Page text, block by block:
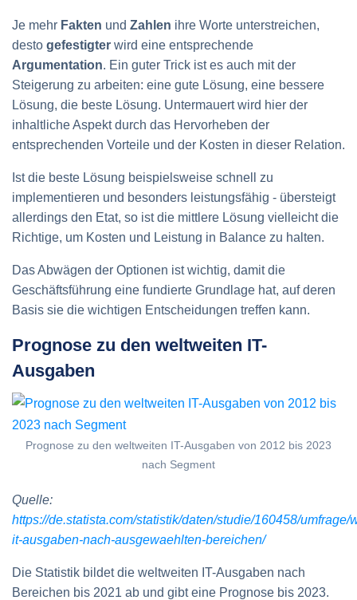
Je mehr Fakten und Zahlen ihre Worte unterstreichen,
desto gefestigter wird eine entsprechende
Argumentation. Ein guter Trick ist es auch mit der
Steigerung zu arbeiten: eine gute Lösung, eine bessere
Lösung, die beste Lösung. Untermauert wird hier der
inhaltliche Aspekt durch das Hervorheben der
entsprechenden Vorteile und der Kosten in dieser Relation.
Ist die beste Lösung beispielsweise schnell zu
implementieren und besonders leistungsfähig - übersteigt
allerdings den Etat, so ist die mittlere Lösung vielleicht die
Richtige, um Kosten und Leistung in Balance zu halten.
Das Abwägen der Optionen ist wichtig, damit die
Geschäftsführung eine fundierte Grundlage hat, auf deren
Basis sie die wichtigen Entscheidungen treffen kann.
Prognose zu den weltweiten IT-
Ausgaben
Prognose zu den weltweiten IT-Ausgaben von 2012 bis 2023
nach Segment
Quelle:
https://de.statista.com/statistik/daten/studie/160458/umfrage/
it-ausgaben-nach-ausgewaehlten-bereichen/
Die Statistik bildet die weltweiten IT-Ausgaben nach
Bereichen bis 2021 ab und gibt eine Prognose bis 2023.